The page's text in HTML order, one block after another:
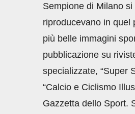
Sempione di Milano si
riproducevano in quel
più belle immagini
pubblicazione su
specializzate, “Super
“Calcio e Ciclismo
Gazzetta dello Sport.